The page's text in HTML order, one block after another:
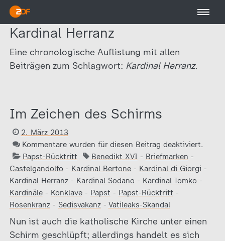
Kardinal Herranz
Eine chronologische Auflistung mit allen
Beiträgen zum Schlagwort: Kardinal Herranz.
Im Zeichen des Schirms
2. März 2013
Kommentare wurden für diesen Beitrag deaktiviert.
Papst-Rücktritt
Benedikt XVI - Briefmarken -
Castelgandolfo - Kardinal Bertone- Kardinal di Giorgi -
Kardinal Herranz- Kardinal Sodano - Kardinal Tomko -
Kardinäle- Konklave- Papst - Papst-Rücktritt -
Rosenkranz- Sedisvakanz- Vatileaks-Skandal
Nun ist auch die katholische Kirche unter einen
Schirm geschlüpft; allerdings handelt es sich